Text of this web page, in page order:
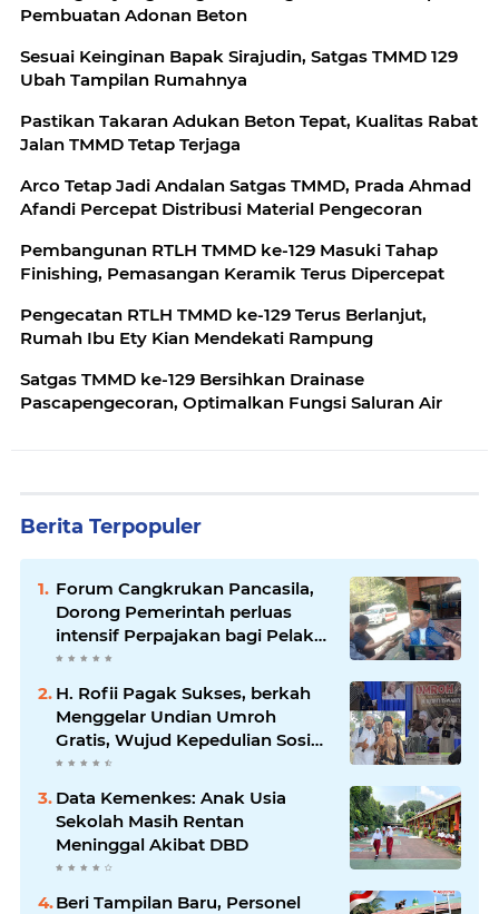
Pembuatan Adonan Beton
Sesuai Keinginan Bapak Sirajudin, Satgas TMMD 129
Ubah Tampilan Rumahnya
Pastikan Takaran Adukan Beton Tepat, Kualitas Rabat
Jalan TMMD Tetap Terjaga
Arco Tetap Jadi Andalan Satgas TMMD, Prada Ahmad
Afandi Percepat Distribusi Material Pengecoran
Pembangunan RTLH TMMD ke-129 Masuki Tahap
Finishing, Pemasangan Keramik Terus Dipercepat
Pengecatan RTLH TMMD ke-129 Terus Berlanjut,
Rumah Ibu Ety Kian Mendekati Rampung
Satgas TMMD ke-129 Bersihkan Drainase
Pascapengecoran, Optimalkan Fungsi Saluran Air
Berita Terpopuler
Forum Cangkrukan Pancasila,
Dorong Pemerintah perluas
intensif Perpajakan bagi Pelaku
Usaha UMKM.
H. Rofii Pagak Sukses, berkah
Menggelar Undian Umroh
Gratis, Wujud Kepedulian Sosial
berbagi.
Data Kemenkes: Anak Usia
Sekolah Masih Rentan
Meninggal Akibat DBD
Beri Tampilan Baru, Personel